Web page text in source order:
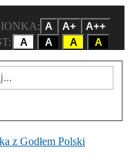
A A+
A++
A A A A
w witrynie
frazę